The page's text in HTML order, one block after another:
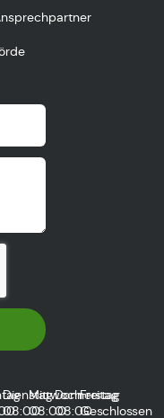
Dienstag
08:00
Mittwoch
08:00
Donnerstag
08:00
Freitag
Geschlossen